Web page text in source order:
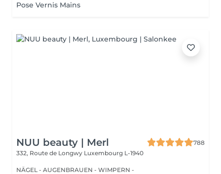
Pose Vernis Mains
NUU beauty | Merl
788
332, Route de Longwy Luxembourg L-1940
NÄGEL - AUGENBRAUEN - WIMPERN -